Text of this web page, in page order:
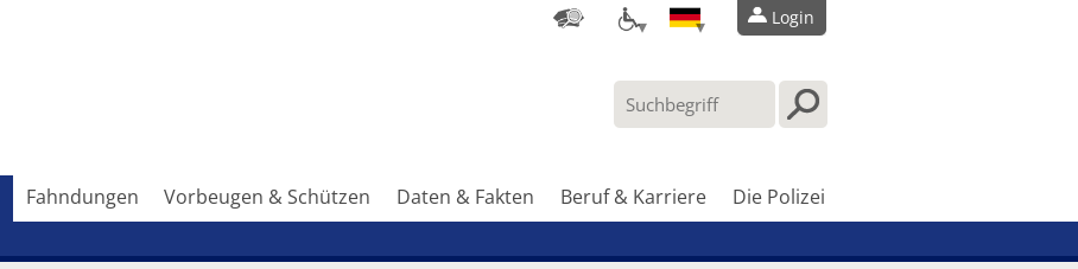
Login
Fahndungen Vorbeugen & Schützen Daten & Fakten Beruf & Karriere Die Polizei